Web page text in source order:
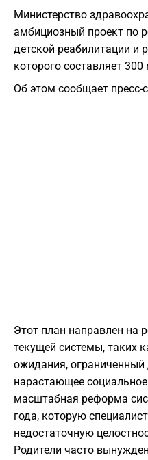
Министерство
амбициозный проект по
детской реабилитации и
которого составляет
Об этом сообщает
Этот план направлен на
текущей системы, таких
ожидания, ограниченный
нарастающее
масштабная реформа
года, которую
недостаточную
Родители часто